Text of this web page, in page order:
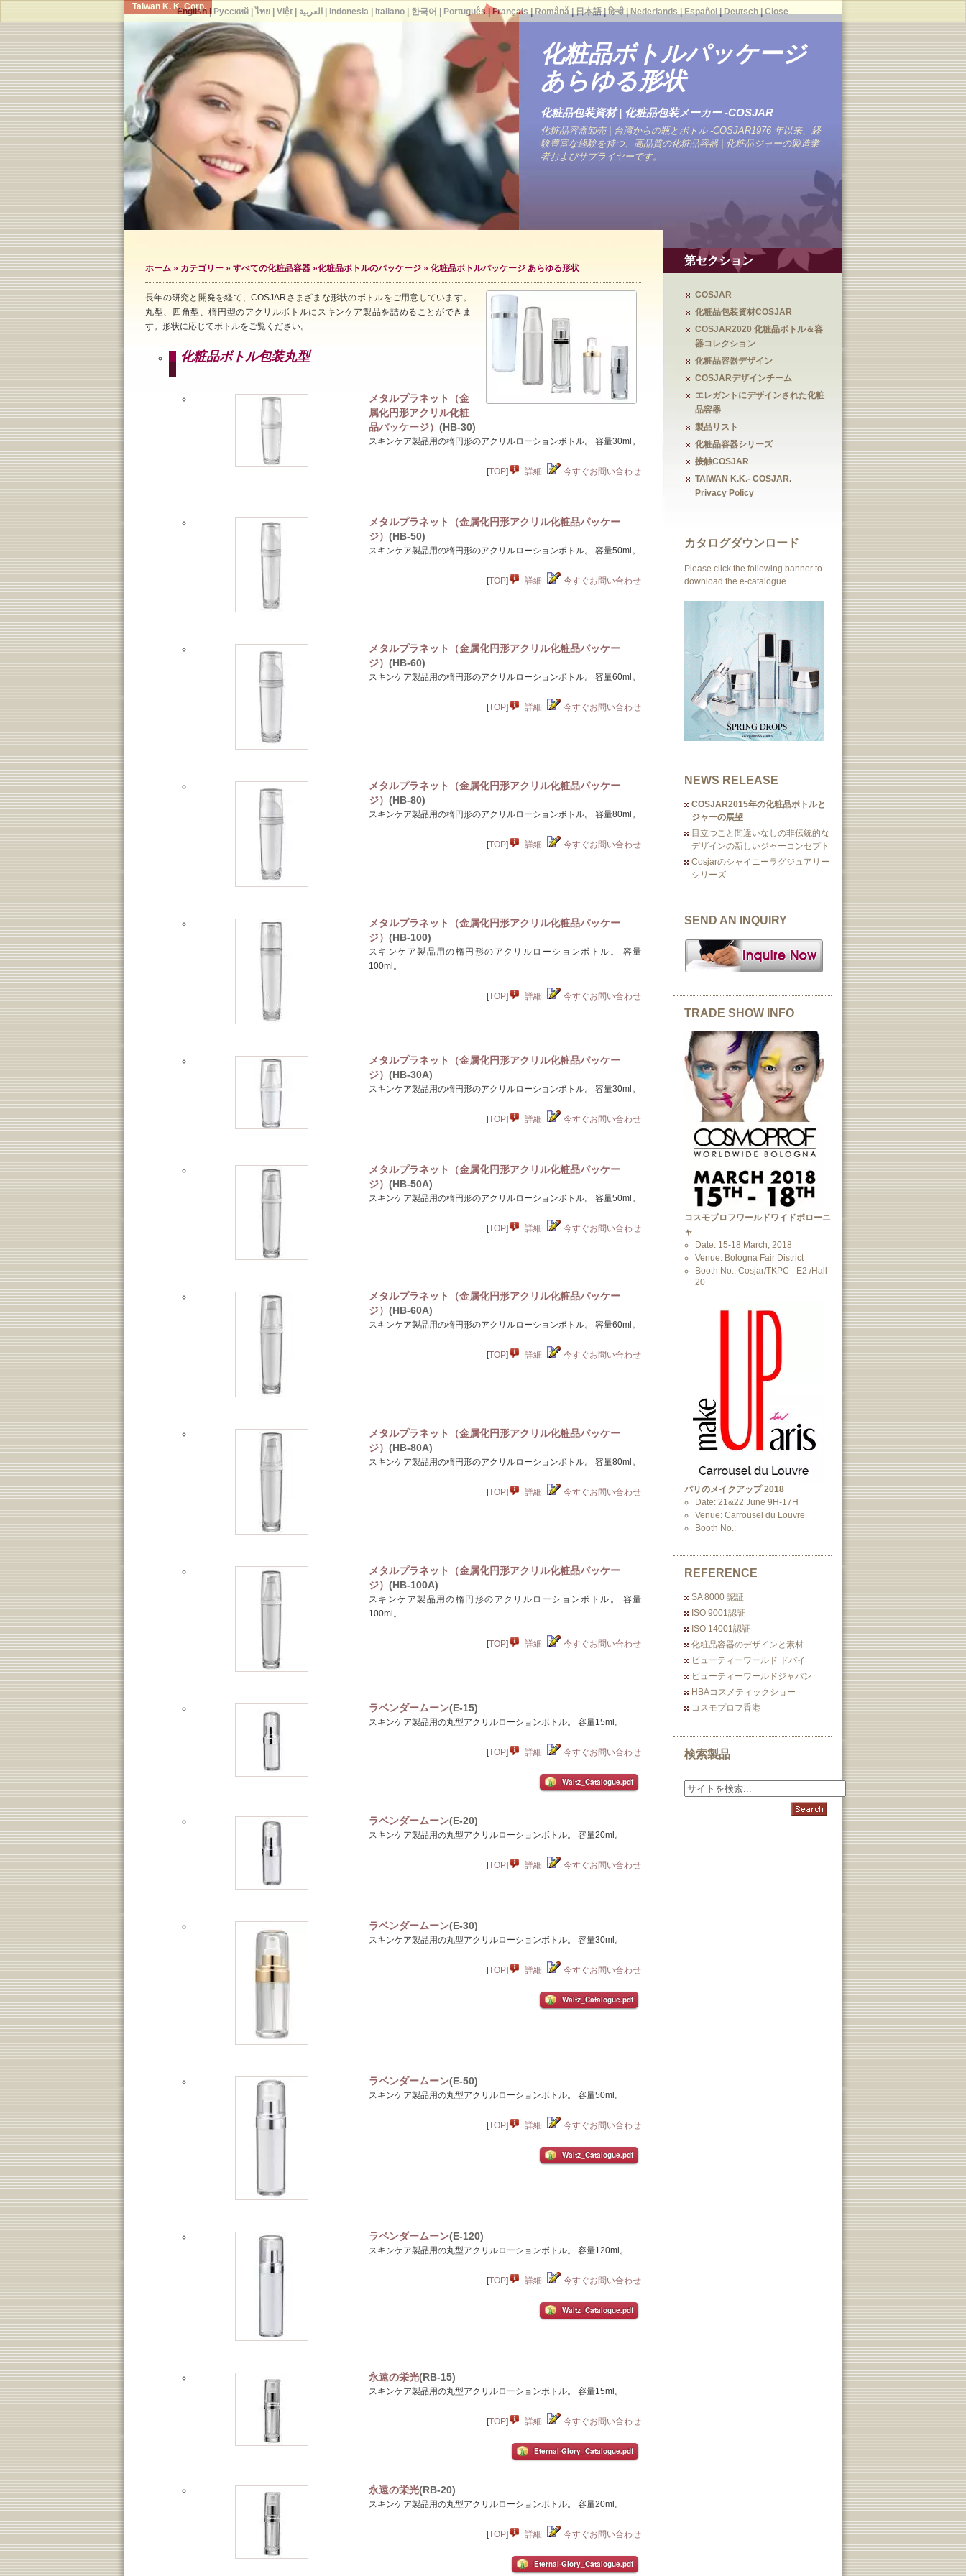
Taiwan K. K. Corp.
化粧品ボトルパッケージ
あらゆる形状
化粧品包装資材 | 化粧品包装メーカー -COSJAR
化粧品容器卸売 | 台湾からの瓶とボトル -COSJAR1976 年以来、経
験豊富な経験を持つ、高品質の化粧品容器 | 化粧品ジャーの製造業
者およびサプライヤーです。
ホーム » カテゴリー » すべての化粧品容器 »化粧品ボトルのパッケージ » 化粧品ボトルパッケージ あらゆる形状
長年の研究と開発を経て、COSJARさまざまな形状のボトルをご用意しています。
丸型、四角型、楕円型のアクリルボトルにスキンケア製品を詰めることができま
す。形状に応じてボトルをご覧ください。
化粧品ボトル包装丸型
メタルプラネット（金
属化円形アクリル化粧
品パッケージ） (HB-30)
スキンケア製品用の楕円形のアクリルローションボトル。 容量30ml。
[TOP] 詳細 今すぐお問い合わせ
メタルプラネット（金属化円形アクリル化粧品パッケー
ジ） (HB-50)
スキンケア製品用の楕円形のアクリルローションボトル。 容量50ml。
[TOP] 詳細 今すぐお問い合わせ
メタルプラネット（金属化円形アクリル化粧品パッケー
ジ） (HB-60)
スキンケア製品用の楕円形のアクリルローションボトル。 容量60ml。
[TOP] 詳細 今すぐお問い合わせ
メタルプラネット（金属化円形アクリル化粧品パッケー
ジ） (HB-80)
スキンケア製品用の楕円形のアクリルローションボトル。 容量80ml。
[TOP] 詳細 今すぐお問い合わせ
メタルプラネット（金属化円形アクリル化粧品パッケー
ジ） (HB-100)
スキンケア製品用の楕円形のアクリルローションボトル。 容量
100ml。
[TOP] 詳細 今すぐお問い合わせ
メタルプラネット（金属化円形アクリル化粧品パッケー
ジ） (HB-30A)
スキンケア製品用の楕円形のアクリルローションボトル。 容量30ml。
[TOP] 詳細 今すぐお問い合わせ
メタルプラネット（金属化円形アクリル化粧品パッケー
ジ） (HB-50A)
スキンケア製品用の楕円形のアクリルローションボトル。 容量50ml。
[TOP] 詳細 今すぐお問い合わせ
メタルプラネット（金属化円形アクリル化粧品パッケー
ジ） (HB-60A)
スキンケア製品用の楕円形のアクリルローションボトル。 容量60ml。
[TOP] 詳細 今すぐお問い合わせ
メタルプラネット（金属化円形アクリル化粧品パッケー
ジ） (HB-80A)
スキンケア製品用の楕円形のアクリルローションボトル。 容量80ml。
[TOP] 詳細 今すぐお問い合わせ
メタルプラネット（金属化円形アクリル化粧品パッケー
ジ） (HB-100A)
スキンケア製品用の楕円形のアクリルローションボトル。 容量
100ml。
[TOP] 詳細 今すぐお問い合わせ
ラベンダームーン(E-15)
スキンケア製品用の丸型アクリルローションボトル。 容量15ml。
[TOP] 詳細 今すぐお問い合わせ
Waltz_Catalogue.pdf
ラベンダームーン(E-20)
スキンケア製品用の丸型アクリルローションボトル。 容量20ml。
[TOP] 詳細 今すぐお問い合わせ
ラベンダームーン(E-30)
スキンケア製品用の丸型アクリルローションボトル。 容量30ml。
[TOP] 詳細 今すぐお問い合わせ
Waltz_Catalogue.pdf
ラベンダームーン(E-50)
スキンケア製品用の丸型アクリルローションボトル。 容量50ml。
[TOP] 詳細 今すぐお問い合わせ
Waltz_Catalogue.pdf
ラベンダームーン(E-120)
スキンケア製品用の丸型アクリルローションボトル。 容量120ml。
[TOP] 詳細 今すぐお問い合わせ
Waltz_Catalogue.pdf
永遠の栄光(RB-15)
スキンケア製品用の丸型アクリルローションボトル。 容量15ml。
[TOP] 詳細 今すぐお問い合わせ
Eternal-Glory_Catalogue.pdf
永遠の栄光(RB-20)
スキンケア製品用の丸型アクリルローションボトル。 容量20ml。
[TOP] 詳細 今すぐお問い合わせ
Eternal-Glory_Catalogue.pdf
第セクション
COSJAR
化粧品包装資材COSJAR
COSJAR2020 化粧品ボトル＆容
器コレクション
化粧品容器デザイン
COSJARデザインチーム
エレガントにデザインされた化粧
品容器
製品リスト
化粧品容器シリーズ
接触COSJAR
TAIWAN K.K.- COSJAR.
Privacy Policy
カタログダウンロード
Please click the following banner to
download the e-catalogue.
NEWS RELEASE
COSJAR2015年の化粧品ボトルと
ジャーの展望
目立つこと間違いなしの非伝統的な
デザインの新しいジャーコンセプト
Cosjarのシャイニーラグジュアリー
シリーズ
SEND AN INQUIRY
TRADE SHOW INFO
コスモプロフワールドワイドボローニ
ャ
Date: 15-18 March, 2018
Venue: Bologna Fair District
Booth No.: Cosjar/TKPC - E2 /Hall
20
パリのメイクアップ 2018
Date: 21&22 June 9H-17H
Venue: Carrousel du Louvre
Booth No.:
REFERENCE
SA 8000 認証
ISO 9001認証
ISO 14001認証
化粧品容器のデザインと素材
ビューティーワールド ドバイ
ビューティーワールドジャパン
HBAコスメティックショー
コスモプロフ香港
検索製品
English| Русский| ไทย| Việt| العربية Indonesia| Italiano| 한국어 Português Français Română| 日本語| हिन्दी| Nederlands Español Deutsch| Close